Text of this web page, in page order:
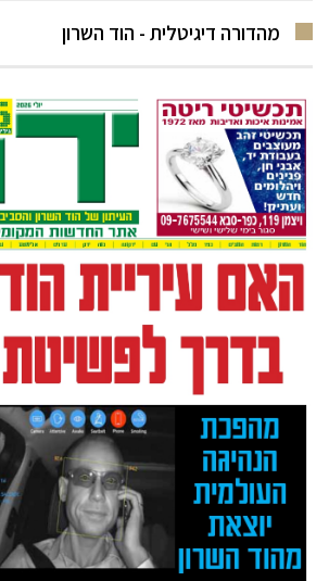
מהדורה דיגיטלית - הוד השרון